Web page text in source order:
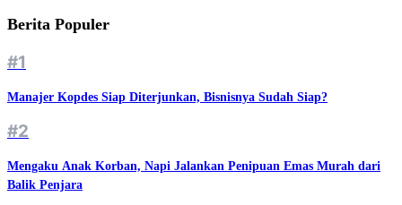
Berita Populer
#1
Manajer Kopdes Siap Diterjunkan, Bisnisnya Sudah Siap?
#2
Mengaku Anak Korban, Napi Jalankan Penipuan Emas Murah dari
Balik Penjara